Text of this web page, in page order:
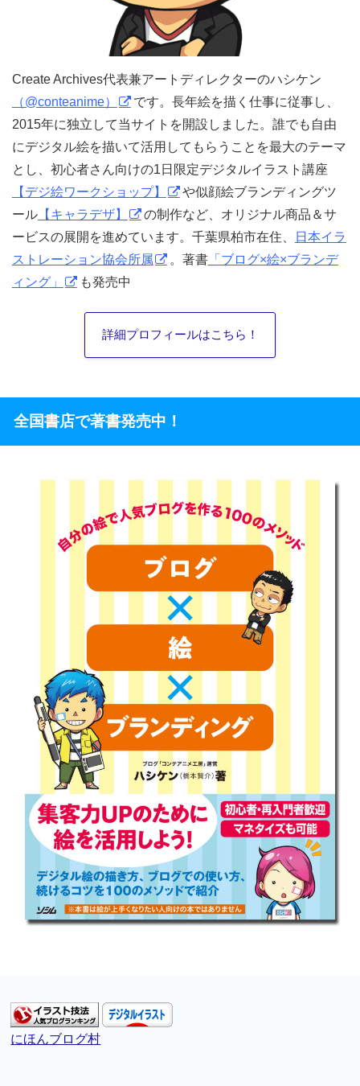
Create Archives代表兼アートディレクターのハシケン
（@conteanime）
です。長年絵を描く仕事に従事し、
2015年に独立して当サイトを開設しました。誰でも自由
にデジタル絵を描いて活用してもらうことを最大のテーマ
とし、初心者さん向けの1日限定デジタルイラスト講座
【デジ絵ワークショップ】
や似顔絵ブランディングツ
ール【キャラデザ】
の制作など、オリジナル商品＆サ
ービスの展開を進めています。千葉県柏市在住、
日本イラ
ストレーション協会所属
。著書「ブログ×絵×ブランデ
ィング」
も発売中
詳細プロフィールはこちら！
全国書店で著書発売中！
にほんブログ村